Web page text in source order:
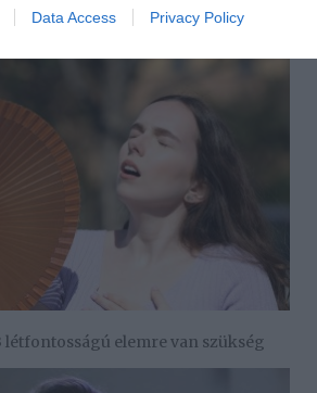
Data Access Privacy Policy
létfontosságú elemre van szükség